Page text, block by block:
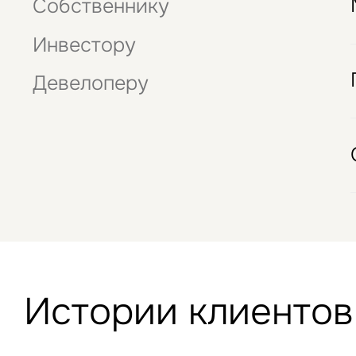
Собственнику
Инвестору
Девелоперу
Истории клиентов
Это обязательное поле